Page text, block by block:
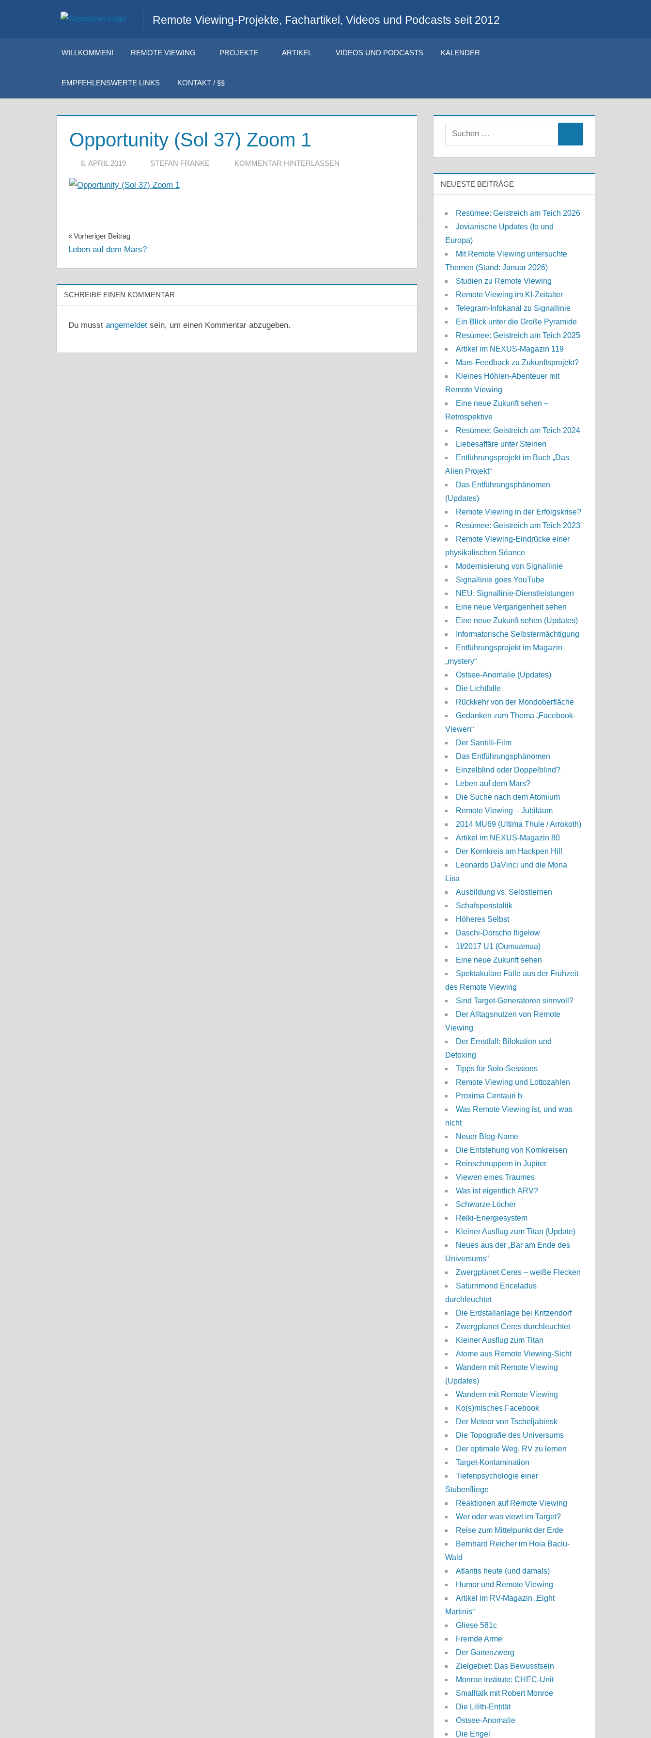
Remote Viewing-Projekte, Fachartikel, Videos und Podcasts seit 2012
WILLKOMMEN! REMOTE VIEWING PROJEKTE ARTIKEL VIDEOS UND PODCASTS KALENDER
EMPFEHLENSWERTE LINKS KONTAKT / §§
Opportunity (Sol 37) Zoom 1
8. APRIL 2019 STEFAN FRANKE KOMMENTAR HINTERLASSEN
Beitragsnavigation
Vorheriger Beitrag
Leben auf dem Mars?
SCHREIBE EINEN KOMMENTAR
Du musst angemeldet sein, um einen Kommentar abzugeben.
Suchen
NEUESTE BEITRÄGE
Resümee: Geistreich am Teich 2026
Jovianische Updates (Io und
Europa)
Mit Remote Viewing untersuchte
Themen (Stand: Januar 2026)
Studien zu Remote Viewing
Remote Viewing im KI-Zeitalter
Telegram-Infokanal zu Signallinie
Ein Blick unter die Große Pyramide
Resümee: Geistreich am Teich 2025
Artikel im NEXUS-Magazin 119
Mars-Feedback zu Zukunftsprojekt?
Kleines Höhlen-Abenteuer mit
Remote Viewing
Eine neue Zukunft sehen –
Retrospektive
Resümee: Geistreich am Teich 2024
Liebesaffäre unter Steinen
Entführungsprojekt im Buch „Das
Alien Projekt“
Das Entführungsphänomen
(Updates)
Remote Viewing in der Erfolgskrise?
Resümee: Geistreich am Teich 2023
Remote Viewing-Eindrücke einer
physikalischen Séance
Modernisierung von Signallinie
Signallinie goes YouTube
NEU: Signallinie-Dienstleistungen
Eine neue Vergangenheit sehen
Eine neue Zukunft sehen (Updates)
Informatorische Selbstermächtigung
Entführungsprojekt im Magazin
„mystery“
Ostsee-Anomalie (Updates)
Die Lichtfalle
Rückkehr von der Mondoberfläche
Gedanken zum Thema „Facebook-
Viewen“
Der Santilli-Film
Das Entführungsphänomen
Einzelblind oder Doppelblind?
Leben auf dem Mars?
Die Suche nach dem Atomium
Remote Viewing – Jubiläum
2014 MU69 (Ultima Thule / Arrokoth)
Artikel im NEXUS-Magazin 80
Der Kornkreis am Hackpen Hill
Leonardo DaVinci und die Mona
Lisa
Ausbildung vs. Selbstlernen
Schafsperistaltik
Höheres Selbst
Daschi-Dorscho Itigelow
1I/2017 U1 (Oumuamua)
Eine neue Zukunft sehen
Spektakuläre Fälle aus der Frühzeit
des Remote Viewing
Sind Target-Generatoren sinnvoll?
Der Alltagsnutzen von Remote
Viewing
Der Ernstfall: Bilokation und
Detoxing
Tipps für Solo-Sessions
Remote Viewing und Lottozahlen
Proxima Centauri b
Was Remote Viewing ist, und was
nicht
Neuer Blog-Name
Die Entstehung von Kornkreisen
Reinschnuppern in Jupiter
Viewen eines Traumes
Was ist eigentlich ARV?
Schwarze Löcher
Reiki-Energiesystem
Kleiner Ausflug zum Titan (Update)
Neues aus der „Bar am Ende des
Universums“
Zwergplanet Ceres – weiße Flecken
Saturnmond Enceladus
durchleuchtet
Die Erdstallanlage bei Kritzendorf
Zwergplanet Ceres durchleuchtet
Kleiner Ausflug zum Titan
Atome aus Remote Viewing-Sicht
Wandern mit Remote Viewing
(Updates)
Wandern mit Remote Viewing
Ko(s)misches Facebook
Der Meteor von Tscheljabinsk
Die Topografie des Universums
Der optimale Weg, RV zu lernen
Target-Kontamination
Tiefenpsychologie einer
Stubenfliege
Reaktionen auf Remote Viewing
Wer oder was viewt im Target?
Reise zum Mittelpunkt der Erde
Bernhard Reicher im Hoia Baciu-
Wald
Atlantis heute (und damals)
Humor und Remote Viewing
Artikel im RV-Magazin „Eight
Martinis“
Gliese 581c
Fremde Arme
Der Gartenzwerg
Zielgebiet: Das Bewusstsein
Monroe Institute: CHEC-Unit
Smalltalk mit Robert Monroe
Die Lilith-Entität
Ostsee-Anomalie
Die Engel